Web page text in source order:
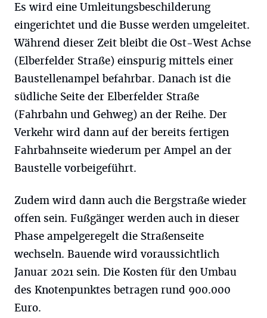
Es wird eine Umleitungsbeschilderung
eingerichtet und die Busse werden umgeleitet.
Während dieser Zeit bleibt die Ost-West Achse
(Elberfelder Straße) einspurig mittels einer
Baustellenampel befahrbar. Danach ist die
südliche Seite der Elberfelder Straße
(Fahrbahn und Gehweg) an der Reihe. Der
Verkehr wird dann auf der bereits fertigen
Fahrbahnseite wiederum per Ampel an der
Baustelle vorbeigeführt.
Zudem wird dann auch die Bergstraße wieder
offen sein. Fußgänger werden auch in dieser
Phase ampelgeregelt die Straßenseite
wechseln. Bauende wird voraussichtlich
Januar 2021 sein. Die Kosten für den Umbau
des Knotenpunktes betragen rund 900.000
Euro.